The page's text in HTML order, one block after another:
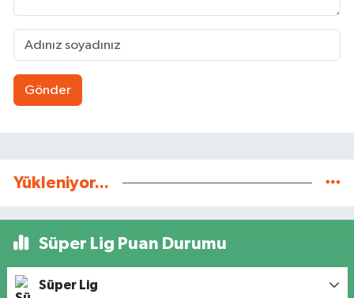
Gönder
Yükleniyor...
Süper Lig Puan Durumu
Süper Lig